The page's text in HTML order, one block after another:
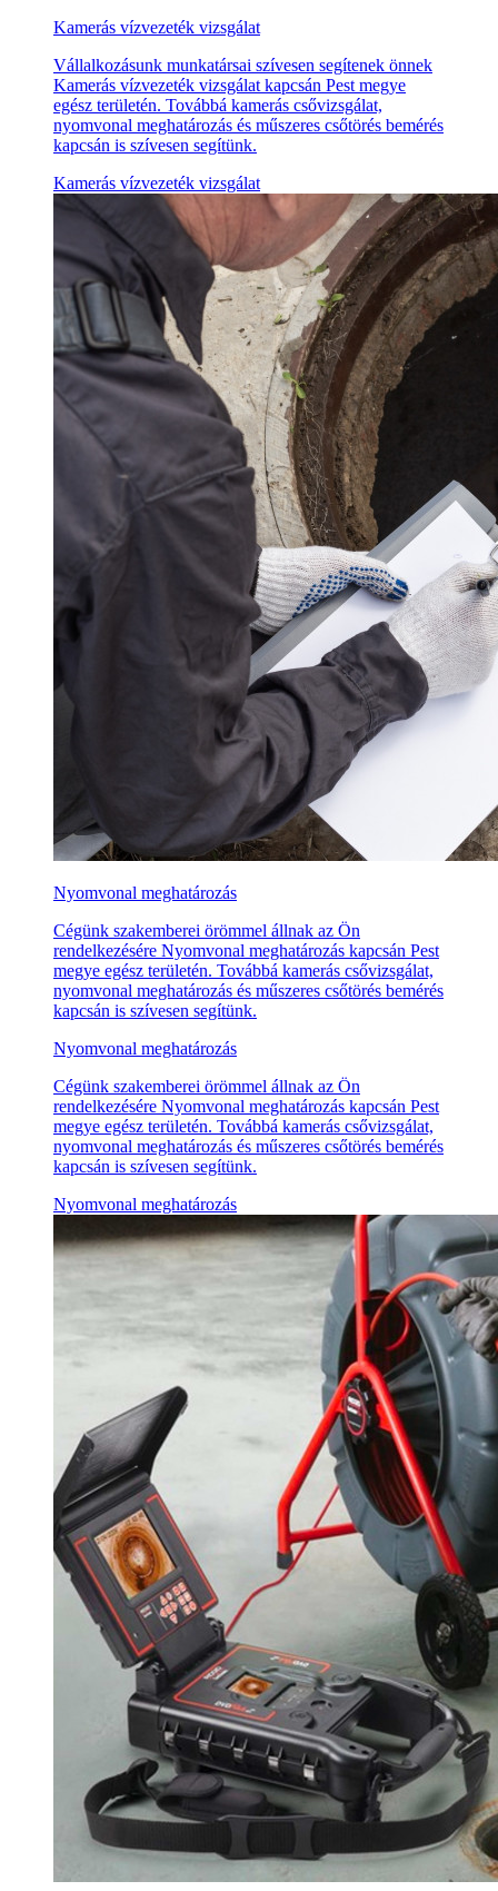
Kamerás vízvezeték vizsgálat
Vállalkozásunk munkatársai szívesen segítenek önnek
Kamerás vízvezeték vizsgálat kapcsán Pest megye
egész területén. Továbbá kamerás csővizsgálat,
nyomvonal meghatározás és műszeres csőtörés bemérés
kapcsán is szívesen segítünk.
Kamerás vízvezeték vizsgálat
Nyomvonal meghatározás
Cégünk szakemberei örömmel állnak az Ön
rendelkezésére Nyomvonal meghatározás kapcsán Pest
megye egész területén. Továbbá kamerás csővizsgálat,
nyomvonal meghatározás és műszeres csőtörés bemérés
kapcsán is szívesen segítünk.
Nyomvonal meghatározás
Cégünk szakemberei örömmel állnak az Ön
rendelkezésére Nyomvonal meghatározás kapcsán Pest
megye egész területén. Továbbá kamerás csővizsgálat,
nyomvonal meghatározás és műszeres csőtörés bemérés
kapcsán is szívesen segítünk.
Nyomvonal meghatározás